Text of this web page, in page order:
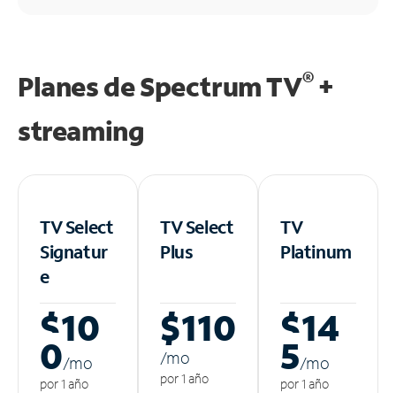
Planes de Spectrum TV®+
streaming
TV Select
Signatur
e
$10
0/mo
por 1 año
TV Select
Plus
$110
/mo
por 1 año
TV
Platinum
$14
5/mo
por 1 año